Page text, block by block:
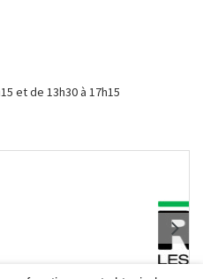
et de 13h30 à 17h15